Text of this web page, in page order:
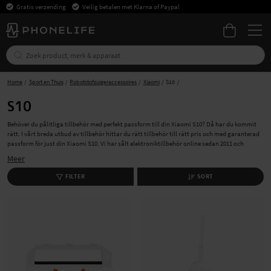
Gratis verzending Veilig betalen met Klarna of Paypal
Home Sport en Thuis Robotstofzuigeraccessoires Xiaomi S10
S10
Behöver du pålitliga tillbehör med perfekt passform till din Xiaomi S10? Då har du kommit
rätt. I vårt breda utbud av tillbehör hittar du rätt tillbehör till rätt pris och med garanterad
passform för just din Xiaomi S10. Vi har sålt elektroniktillbehör online sedan 2011 och
som moppdukar, filter och borstar samt reservdelar till din Xiaomi S10. För ett rent och
skinande hem, köp dina tillbehör från oss idag. Med fri och blixtsnabb leverans blir ditt köp
ännu bättre. Beställ nu!
Allt du behöver: filter, moppdukar, borstar och fler
Meer
FILTER SORT